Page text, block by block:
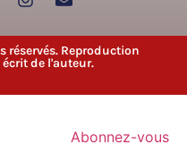
réservés. Reproduction
de l'auteur.
Abonnez-vous